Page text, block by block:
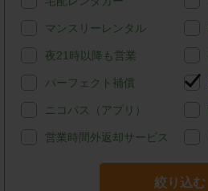
マンスリーレンタル
夜21時以降も営業
パーフェクト補償
ニコパス（アプリ）
営業時間外返却サービス
絞り込む